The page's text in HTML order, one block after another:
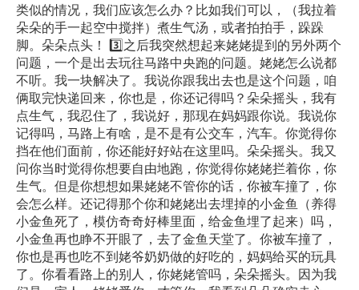
类似的情况，我们应该怎么办？比如我们可以，（我拉着
朵朵的手一起空中搅拌）煮生气汤，或者拍拍手，跺跺
脚。朵朵点头！ 3️⃣之后我突然想起来姥姥提到的另外两个
问题，一个是出去玩往马路中央跑的问题。姥姥怎么说都
不听。我一块解决了。我说你跟我出去也是这个问题，咱
俩取完快递回来，你也是，你还记得吗？朵朵摇头，我有
点生气，我忍住了，我说好，那现在妈妈跟你说。我说你
记得吗，马路上有啥，是不是有公交车，汽车。你觉得你
挡在他们面前，你还能好好站在这里吗。朵朵摇头。我又
问你当时觉得你想要自由地跑，你觉得你姥姥拦着你，你
生气。但是你想想如果姥姥不管你的话，你被车撞了，你
会怎么样。还记得那个你和姥姥出去埋掉的小金鱼（养得
小金鱼死了，模仿奇奇好棒里面，给金鱼埋了起来）吗，
小金鱼再也睁不开眼了，去了金鱼天堂了。你被车撞了，
你也是再也吃不到姥爷奶奶做的好吃的，妈妈给买的玩具
了。你看看路上的别人，你姥姥管吗，朵朵摇头。因为我